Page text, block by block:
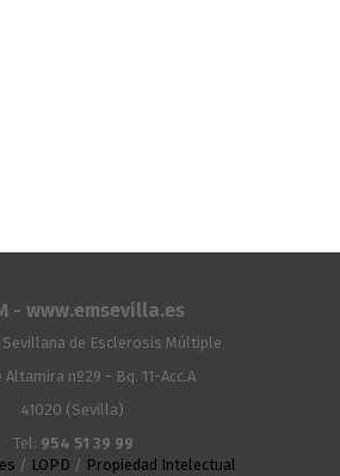
- www.emsevilla.es
de Esclerosis Múltiple
Altamira nº29 - Bq. 11-Acc.A
41020 (Sevilla)
Tel: 954 51 39 99
/ LOPD / Propiedad Intelectual